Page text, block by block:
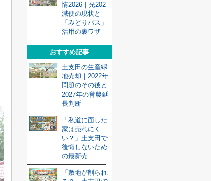
情2026｜光202
減便の現状と
「みどりバス」
活用の裏ワザ
おすすめ記事
土支田の生産緑
地売却｜2022年
問題のその後と
2027年の営農延
長判断
「私道に面した
家は売れにく
い？」土支田で
後悔しないため
の最新売...
「敷地が削られ